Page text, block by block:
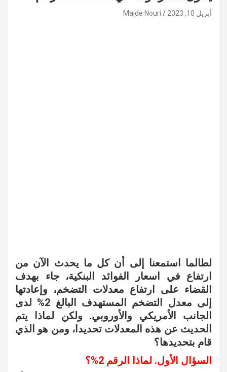
أبريل 10, 2023 Majde Nouri
لطالما استمعنا إلى أن كل ما يحدث الآن من
ارتفاع في اسعار الفوائد البنكية، جاء بهدف
القضاء على ارتفاع معدلات التضخم، وإعادتها
إلى معدل التضخم المستهدف البالغ 2% لدى
الجانب الأمريكي والأوروبي. ولكن لماذا يتم
الحديث عن هذه المعدلات تحديدا، ومن هو الذي
قام بتحديدها؟
السؤال الأول. لماذا الرقم 2%؟